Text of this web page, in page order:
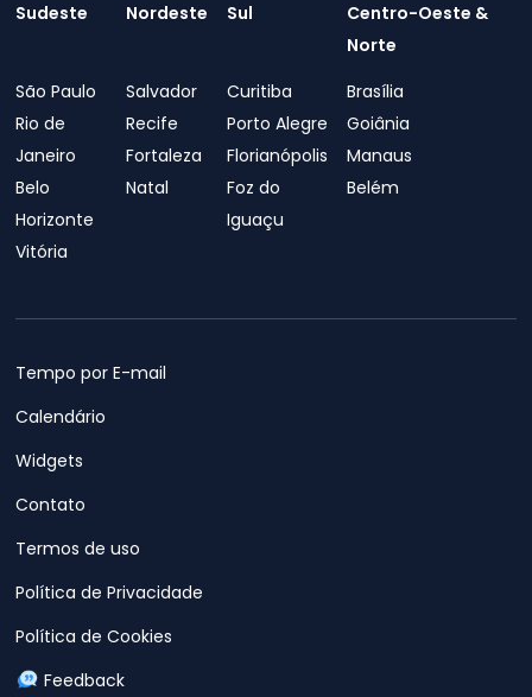
Sudeste
São Paulo
Rio de
Janeiro
Belo
Horizonte
Vitória
Nordeste
Salvador
Recife
Fortaleza
Natal
Sul
Curitiba
Porto Alegre
Florianópolis
Foz do
Iguaçu
Centro-Oeste &
Norte
Brasília
Goiânia
Manaus
Belém
Tempo por E-mail
Calendário
Widgets
Contato
Termos de uso
Política de Privacidade
Política de Cookies
Feedback